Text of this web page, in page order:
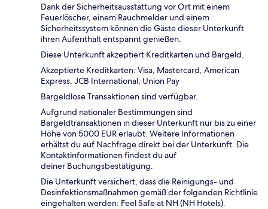
Dank der Sicherheitsausstattung vor Ort mit einem
Feuerlöscher, einem Rauchmelder und einem
Sicherheitssystem können die Gäste dieser Unterkunft
ihren Aufenthalt entspannt genießen.
Diese Unterkunft akzeptiert Kreditkarten und Bargeld.
Akzeptierte Kreditkarten: Visa, Mastercard, American
Express, JCB International, Union Pay
Bargeldlose Transaktionen sind verfügbar.
Aufgrund nationaler Bestimmungen sind
Bargeldtransaktionen in dieser Unterkunft nur bis zu einer
Höhe von 5000 EUR erlaubt. Weitere Informationen
erhältst du auf Nachfrage direkt bei der Unterkunft. Die
Kontaktinformationen findest du auf
deiner Buchungsbestätigung.
Die Unterkunft versichert, dass die Reinigungs- und
Desinfektionsmaßnahmen gemäß der folgenden Richtlinie
eingehalten werden: Feel Safe at NH (NH Hotels).